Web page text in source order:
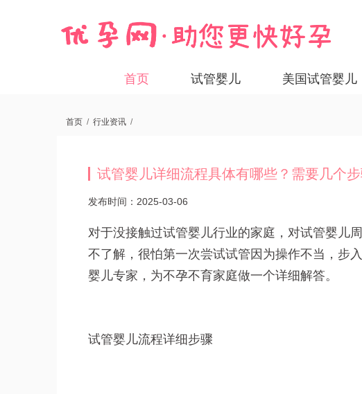
首页 试管婴儿 美国试管婴儿
首页 / 行业资讯 /
试管婴儿详细流程具体有哪些？需要几个步
发布时间：2025-03-06
对于没接触过试管婴儿行业的家庭，对试管婴儿
不了解，很怕第一次尝试试管因为操作不当，步
婴儿专家，为不孕不育家庭做一个详细解答。
试管婴儿流程详细步骤